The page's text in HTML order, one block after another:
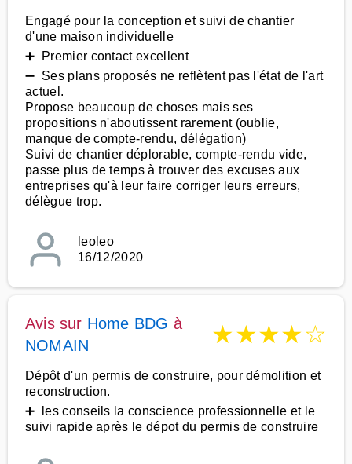
Engagé pour la conception et suivi de chantier
d'une maison individuelle
➕ Premier contact excellent
➖ Ses plans proposés ne reflètent pas l'état de l'art
actuel.
Propose beaucoup de choses mais ses
propositions n'aboutissent rarement (oublie,
manque de compte-rendu, délégation)
Suivi de chantier déplorable, compte-rendu vide,
passe plus de temps à trouver des excuses aux
entreprises qu'à leur faire corriger leurs erreurs,
délègue trop.
leoleo
16/12/2020
Avis sur Home BDG à
NOMAIN
★★★★☆
Dépôt d'un permis de construire, pour démolition et
reconstruction.
➕ les conseils la conscience professionnelle et le
suivi rapide après le dépot du permis de construire